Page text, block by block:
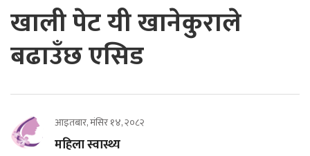
खाली पेट यी खानेकुराले
बढाउँछ एसिड
आइतबार, मंसिर १४, २०८२
महिला स्वास्थ्य